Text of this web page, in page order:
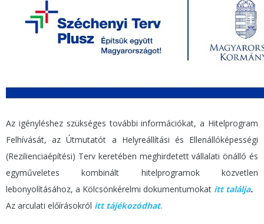
Az igényléshez szükséges további információkat, a Hitelprogram
Felhívását, az Útmutatót a Helyreállítási és Ellenállóképességi
(Rezilienciaépítési) Terv keretében meghirdetett vállalati önálló és
egyműveletes kombinált hitelprogramok közvetlen
lebonyolításához, a Kölcsönkérelmi dokumentumokat itt találja.
Az arculati előírásokról itt tájékozódhat.